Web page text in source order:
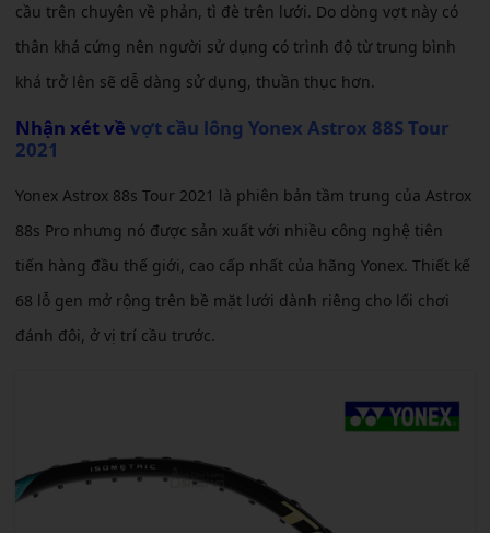
cầu trên chuyên về phản, tì đè trên lưới. Do dòng vợt này có
thân khá cứng nên người sử dụng có trình độ từ trung bình
khá trở lên sẽ dễ dàng sử dụng, thuần thục hơn.
Nhận xét về vợt cầu lông Yonex Astrox 88S Tour
2021
Yonex Astrox 88s Tour 2021 là phiên bản tầm trung của Astrox
88s Pro nhưng nó được sản xuất với nhiều công nghệ tiên
tiến hàng đầu thế giới, cao cấp nhất của hãng Yonex. Thiết kế
68 lỗ gen mở rộng trên bề mặt lưới dành riêng cho lối chơi
đánh đôi, ở vị trí cầu trước.